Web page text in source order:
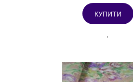
КУПИТИ